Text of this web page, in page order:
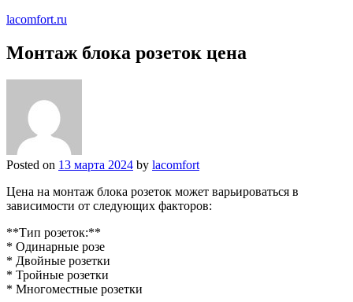
lacomfort.ru
Монтаж блока розеток цена
Posted on 13 марта 2024 by lacomfort
Цена на монтаж блока розеток может варьироваться в
зависимости от следующих факторов:
**Тип розеток:**
* Одинарные розе
* Двойные розетки
* Тройные розетки
* Многоместные розетки